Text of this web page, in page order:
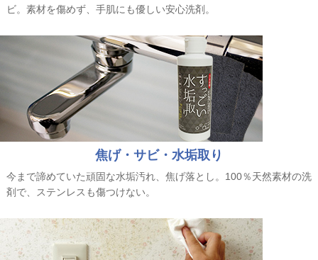
ビ。素材を傷めず、手肌にも優しい安心洗剤。
焦げ・サビ・水垢取り
今まで諦めていた頑固な水垢汚れ、焦げ落とし。100％天然素材の洗
剤で、ステンレスも傷つけない。